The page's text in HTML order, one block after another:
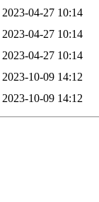
2023-04-27 10:14
2023-04-27 10:14
2023-04-27 10:14
2023-10-09 14:12
2023-10-09 14:12